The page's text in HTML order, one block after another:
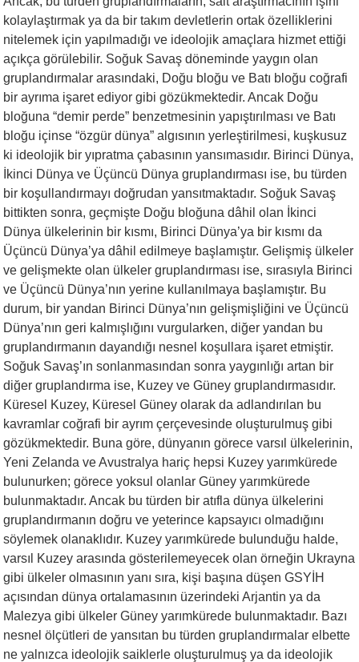
kolaylaştırmak ya da bir takım devletlerin ortak özelliklerini
nitelemek için yapılmadığı ve ideolojik amaçlara hizmet ettiği
açıkça görülebilir. Soğuk Savaş döneminde yaygın olan
gruplandırmalar arasındaki, Doğu bloğu ve Batı bloğu coğrafi
bir ayrıma işaret ediyor gibi gözükmektedir. Ancak Doğu
bloğuna “demir perde” benzetmesinin yapıştırılması ve Batı
bloğu içinse “özgür dünya” algısının yerleştirilmesi, kuşkusuz
ki ideolojik bir yıpratma çabasının yansımasıdır. Birinci Dünya,
İkinci Dünya ve Üçüncü Dünya gruplandırması ise, bu türden
bir koşullandırmayı doğrudan yansıtmaktadır. Soğuk Savaş
bittikten sonra, geçmişte Doğu bloğuna dâhil olan İkinci
Dünya ülkelerinin bir kısmı, Birinci Dünya’ya bir kısmı da
Üçüncü Dünya’ya dâhil edilmeye başlamıştır. Gelişmiş ülkeler
ve gelişmekte olan ülkeler gruplandırması ise, sırasıyla Birinci
ve Üçüncü Dünya’nın yerine kullanılmaya başlamıştır. Bu
durum, bir yandan Birinci Dünya’nın gelişmişliğini ve Üçüncü
Dünya’nın geri kalmışlığını vurgularken, diğer yandan bu
gruplandırmanın dayandığı nesnel koşullara işaret etmiştir.
Soğuk Savaş’ın sonlanmasından sonra yaygınlığı artan bir
diğer gruplandırma ise, Kuzey ve Güney gruplandırmasıdır.
Küresel Kuzey, Küresel Güney olarak da adlandırılan bu
kavramlar coğrafi bir ayrım çerçevesinde oluşturulmuş gibi
gözükmektedir. Buna göre, dünyanın görece varsıl ülkelerinin,
Yeni Zelanda ve Avustralya hariç hepsi Kuzey yarımkürede
bulunurken; görece yoksul olanlar Güney yarımkürede
bulunmaktadır. Ancak bu türden bir atıfla dünya ülkelerini
gruplandırmanın doğru ve yeterince kapsayıcı olmadığını
söylemek olanaklıdır. Kuzey yarımkürede bulunduğu halde,
varsıl Kuzey arasında gösterilemeyecek olan örneğin Ukrayna
gibi ülkeler olmasının yanı sıra, kişi başına düşen GSYİH
açısından dünya ortalamasının üzerindeki Arjantin ya da
Malezya gibi ülkeler Güney yarımkürede bulunmaktadır. Bazı
nesnel ölçütleri de yansıtan bu türden gruplandırmalar elbette
ne yalnızca ideolojik saiklerle oluşturulmuş ya da ideolojik